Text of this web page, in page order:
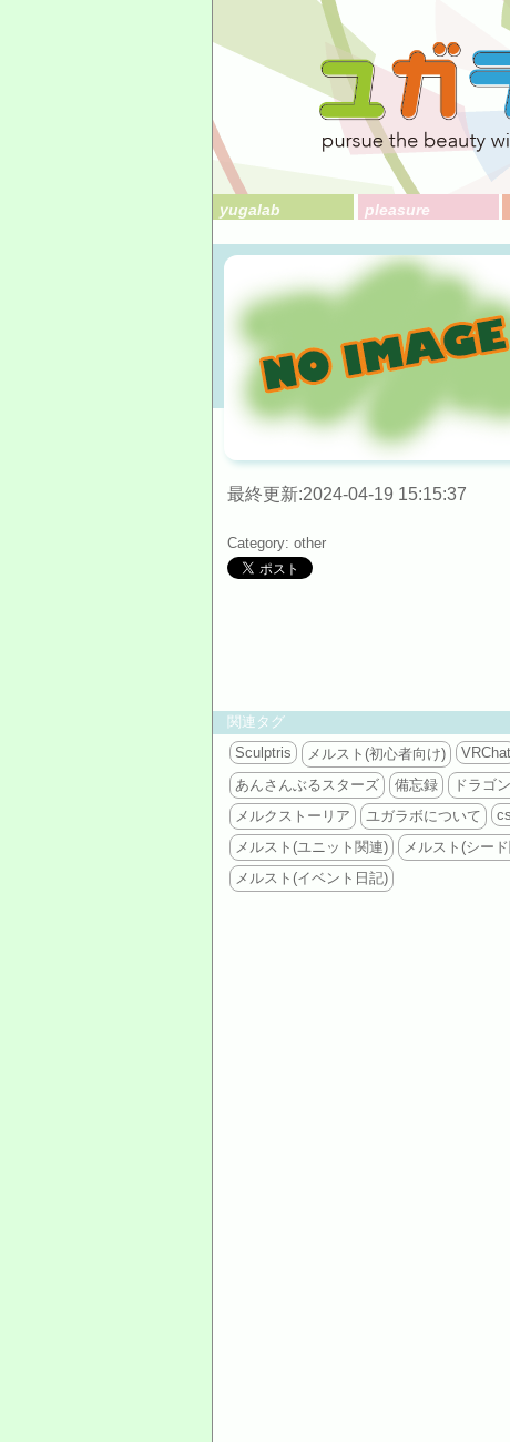
yugalab pleasure
最終更新:2024-04-19 15:15:37
Category: other
関連タグ
Sculptris
メルスト(初心者向け) VRChat
あんさんぶるスターズ
備忘録 ドラゴ
メルクストーリア
ユガラボについて
メルスト(ユニット関連)
メルスト(シー
メルスト(イベント日記)